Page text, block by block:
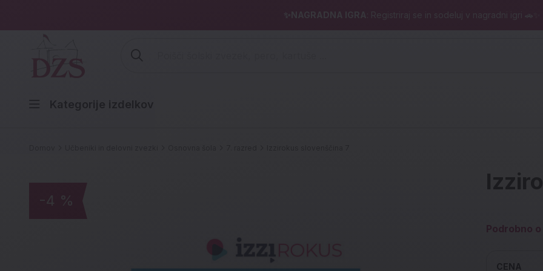
✨NAGRADNA IGRA : Registriraj se in sodeluj v nagradni igri 🚗✨
Kategorije izdelkov
-4 %
Podrobno
CENA